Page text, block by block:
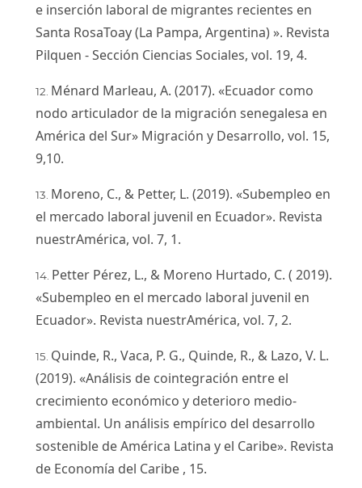
e inserción laboral de migrantes recientes en
Santa RosaToay (La Pampa, Argentina) ». Revista
Pilquen - Sección Ciencias Sociales, vol. 19, 4.
Ménard Marleau, A. (2017). «Ecuador como
nodo articulador de la migración senegalesa en
América del Sur» Migración y Desarrollo, vol. 15,
9,10.
Moreno, C., & Petter, L. (2019). «Subempleo en
el mercado laboral juvenil en Ecuador». Revista
nuestrAmérica, vol. 7, 1.
Petter Pérez, L., & Moreno Hurtado, C. ( 2019).
«Subempleo en el mercado laboral juvenil en
Ecuador». Revista nuestrAmérica, vol. 7, 2.
Quinde, R., Vaca, P. G., Quinde, R., & Lazo, V. L.
(2019). «Análisis de cointegración entre el
crecimiento económico y deterioro medio-
ambiental. Un análisis empírico del desarrollo
sostenible de América Latina y el Caribe». Revista
de Economía del Caribe , 15.